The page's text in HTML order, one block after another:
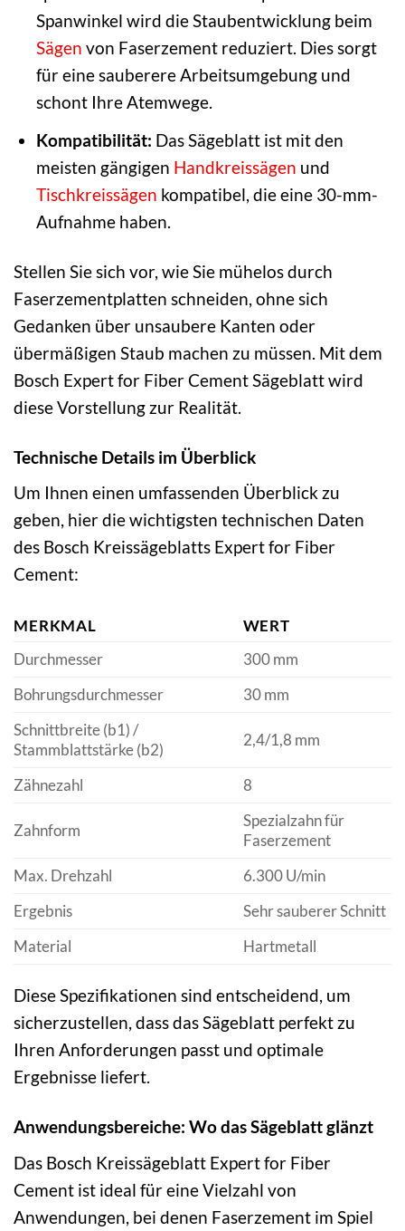
Spanwinkel wird die Staubentwicklung beim
Sägen von Faserzement reduziert. Dies sorgt
für eine sauberere Arbeitsumgebung und
schont Ihre Atemwege.
Kompatibilität: Das Sägeblatt ist mit den
meisten gängigen Handkreissägen und
Tischkreissägen kompatibel, die eine 30-mm-
Aufnahme haben.
Stellen Sie sich vor, wie Sie mühelos durch
Faserzementplatten schneiden, ohne sich
Gedanken über unsaubere Kanten oder
übermäßigen Staub machen zu müssen. Mit dem
Bosch Expert for Fiber Cement Sägeblatt wird
diese Vorstellung zur Realität.
Technische Details im Überblick
Um Ihnen einen umfassenden Überblick zu
geben, hier die wichtigsten technischen Daten
des Bosch Kreissägeblatts Expert for Fiber
Cement:
MERKMAL
WERT
Durchmesser
300 mm
Bohrungsdurchmesser
30 mm
Schnittbreite (b1) /
Stammblattstärke (b2)
2,4/1,8 mm
Zähnezahl 8
Zahnform
Spezialzahn für
Faserzement
Max. Drehzahl
6.300 U/min
Ergebnis
Sehr sauberer Schnitt
Material
Hartmetall
Diese Spezifikationen sind entscheidend, um
sicherzustellen, dass das Sägeblatt perfekt zu
Ihren Anforderungen passt und optimale
Ergebnisse liefert.
Anwendungsbereiche: Wo das Sägeblatt glänzt
Das Bosch Kreissägeblatt Expert for Fiber
Cement ist ideal für eine Vielzahl von
Anwendungen, bei denen Faserzement im Spiel